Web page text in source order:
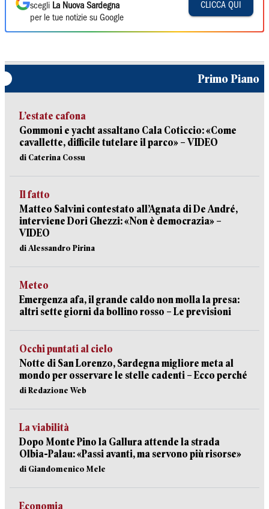
scegli La Nuova Sardegna
per le tue notizie su Google
CLICCA QUI
Primo Piano
L’estate cafona
Gommoni e yacht assaltano Cala Coticcio: «Come
cavallette, difficile tutelare il parco» – VIDEO
di Caterina Cossu
Il fatto
Matteo Salvini contestato all’Agnata di De André,
interviene Dori Ghezzi: «Non è democrazia» –
VIDEO
di Alessandro Pirina
Meteo
Emergenza afa, il grande caldo non molla la presa:
altri sette giorni da bollino rosso – Le previsioni
Occhi puntati al cielo
Notte di San Lorenzo, Sardegna migliore meta al
mondo per osservare le stelle cadenti – Ecco perché
di Redazione Web
La viabilità
Dopo Monte Pino la Gallura attende la strada
Olbia-Palau: «Passi avanti, ma servono più risorse»
di Giandomenico Mele
Economia